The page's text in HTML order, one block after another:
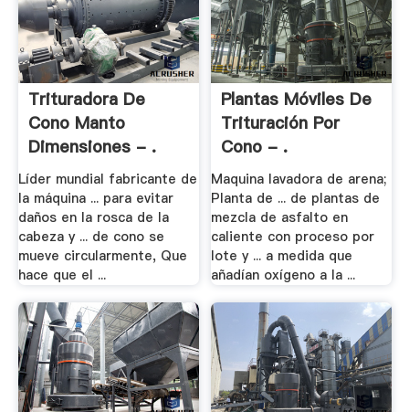
Trituradora De
Cono Manto
Dimensiones - .
Líder mundial fabricante de
la máquina ... para evitar
daños en la rosca de la
cabeza y ... de cono se
mueve circularmente, Que
hace que el ...
Plantas Móviles De
Trituración Por
Cono - .
Maquina lavadora de arena;
Planta de ... de plantas de
mezcla de asfalto en
caliente con proceso por
lote y ... a medida que
añadían oxígeno a la ...